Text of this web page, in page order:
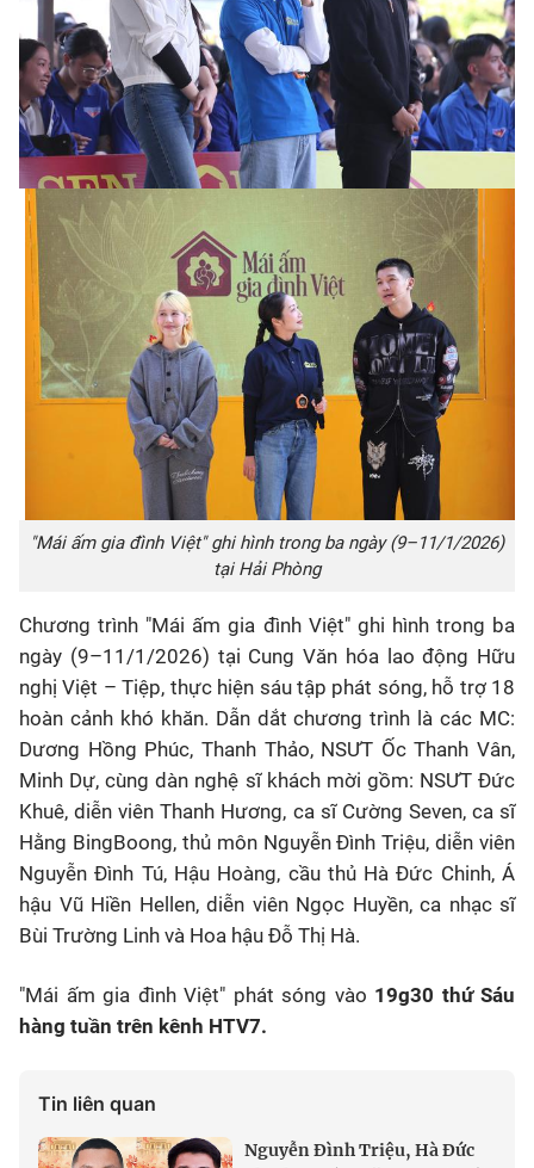
"Mái ấm gia đình Việt" ghi hình trong ba ngày (9–11/1/2026)
tại Hải Phòng
Chương trình "Mái ấm gia đình Việt" ghi hình trong ba
ngày (9–11/1/2026) tại Cung Văn hóa lao động Hữu
nghị Việt – Tiệp, thực hiện sáu tập phát sóng, hỗ trợ 18
hoàn cảnh khó khăn. Dẫn dắt chương trình là các MC:
Dương Hồng Phúc, Thanh Thảo, NSƯT Ốc Thanh Vân,
Minh Dự, cùng dàn nghệ sĩ khách mời gồm: NSƯT Đức
Khuê, diễn viên Thanh Hương, ca sĩ Cường Seven, ca sĩ
Hằng BingBoong, thủ môn Nguyễn Đình Triệu, diễn viên
Nguyễn Đình Tú, Hậu Hoàng, cầu thủ Hà Đức Chinh, Á
hậu Vũ Hiền Hellen, diễn viên Ngọc Huyền, ca nhạc sĩ
Bùi Trường Linh và Hoa hậu Đỗ Thị Hà.
"Mái ấm gia đình Việt" phát sóng vào 19g30 thứ Sáu
hàng tuần trên kênh HTV7.
Tin liên quan
Nguyễn Đình Triệu, Hà Đức